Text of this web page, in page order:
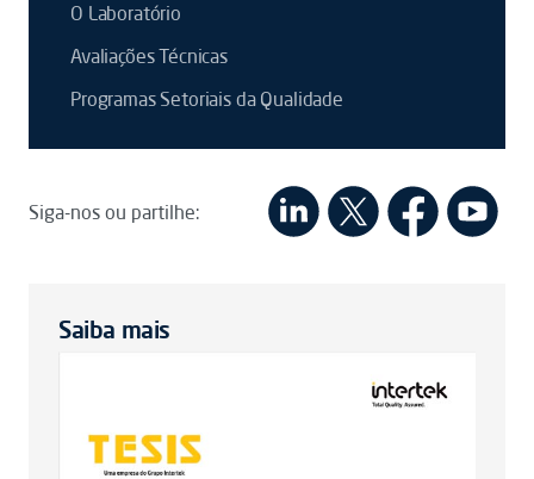
O Laboratório
Avaliações Técnicas
Programas Setoriais da Qualidade
Siga-nos ou partilhe:
Saiba mais